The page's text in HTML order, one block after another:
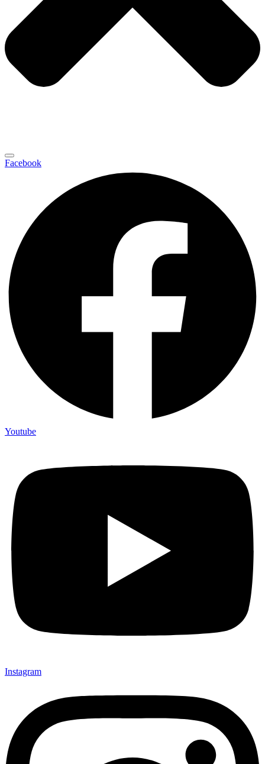
Facebook
Youtube
Instagram